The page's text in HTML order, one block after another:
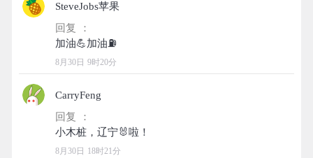
SteveJobs苹果
回复 ：
8月30日 9时20分
CarryFeng
回复 ：
8月30日 18时21分